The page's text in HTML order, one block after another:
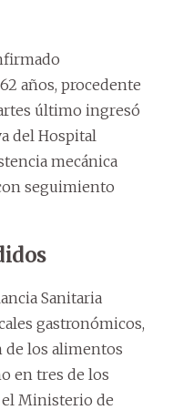
años, procedente
último ingresó
del Hospital
mecánica
seguimiento
Sanitaria
gastronómicos,
de los alimentos
en tres de los
Ministerio de